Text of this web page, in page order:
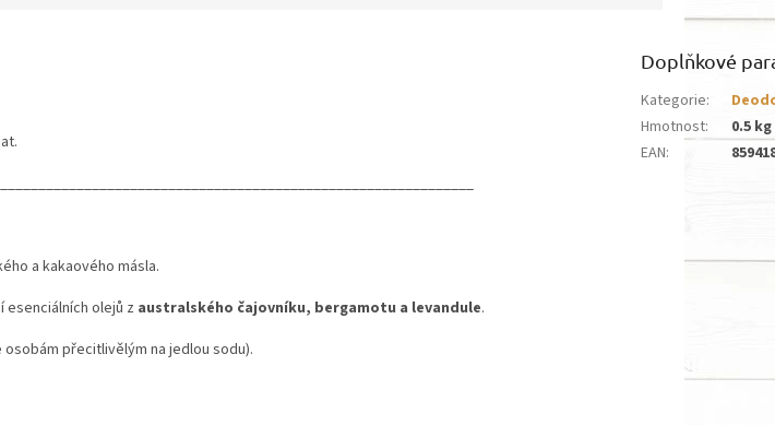
a kakaového másla.
olejů z australského čajovníku, bergamotu a levandule.
přecitlivělým na jedlou sodu).
Doplňkové
Kategorie:
Hmotnost:
0.5 kg
EAN: